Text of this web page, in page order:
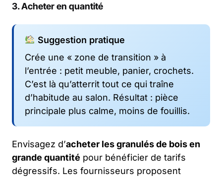
3. Acheter en quantité
Suggestion pratique
Crée une « zone de transition » à
l’entrée : petit meuble, panier, crochets.
C’est là qu’atterrit tout ce qui traîne
d’habitude au salon. Résultat : pièce
principale plus calme, moins de fouillis.
Envisagez d’acheter les granulés de bois en
grande quantité pour bénéficier de tarifs
dégressifs. Les fournisseurs proposent